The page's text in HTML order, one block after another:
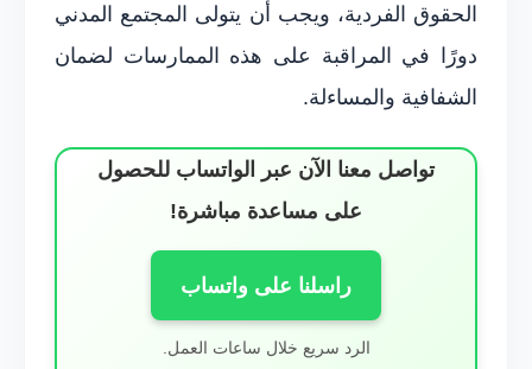
الحقوق الفردية، ويجب أن يتولى المجتمع المدني
دورًا في المراقبة على هذه الممارسات لضمان
الشفافية والمساءلة.
تواصل معنا الآن عبر الواتساب للحصول
على مساعدة مباشرة!
راسلنا على واتساب
الرد سريع خلال ساعات العمل.